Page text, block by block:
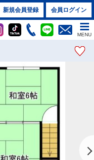
新規会員登録 会員ログイン
MENU